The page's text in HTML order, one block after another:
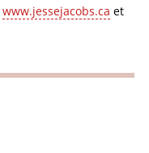
www.jessejacobs.ca et